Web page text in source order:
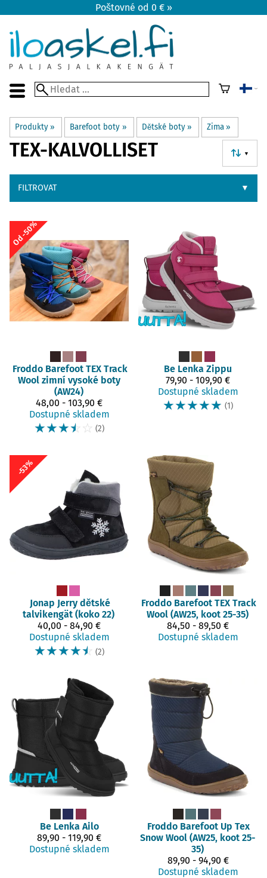
Poštovné od 0 € »
Produkty ‪» Barefoot boty ‪» Dětské boty ‪» Zima ‪»
▼
TEX-KALVOLLISET
FILTROVAT ▼
Od -50%
Froddo Barefoot TEX Track
Wool zimní vysoké boty
(AW24)
48,00 - 103,90 €
Dostupné skladem
☆☆☆☆ ☆ (2)
Be Lenka Zippu
79,90 - 109,90 €
Dostupné skladem
☆☆☆☆☆ (1)
-53%
Jonap Jerry dětské
talvikengät (koko 22)
40,00 - 84,90 €
Dostupné skladem
☆☆☆☆☆ (2)
Froddo Barefoot TEX Track
Wool (AW25, koot 25-35)
84,50 - 89,50 €
Dostupné skladem
Be Lenka Ailo
89,90 - 119,90 €
Dostupné skladem
Froddo Barefoot Up Tex
Snow Wool (AW25, koot 25-
35)
89,90 - 94,90 €
Dostupné skladem